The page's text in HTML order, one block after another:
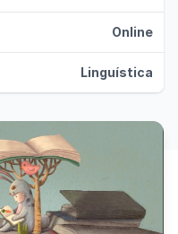
Online
Linguística